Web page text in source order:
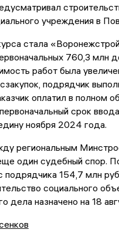
учреждения в
стала
760,3 млн
работ была
подрядчик
оплатил в полном
срок
ноября 2024 года.
региональным
один судебный спор.
подрядчика 154,7 млн
социального
дела назначено на 18